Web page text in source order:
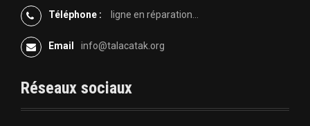
n
Téléphone : ligne en réparation...
Email info@talacatak.org
Réseaux sociaux